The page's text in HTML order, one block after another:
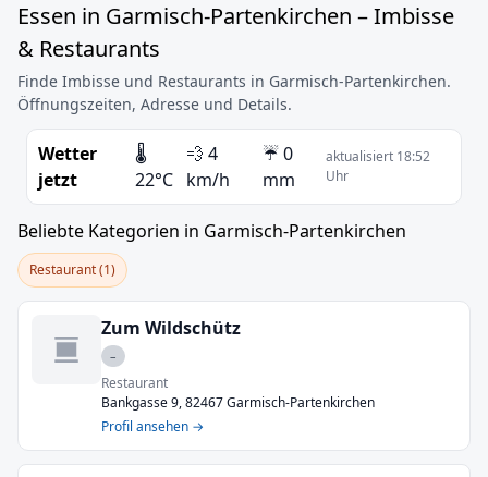
Essen in Garmisch-Partenkirchen – Imbisse
& Restaurants
Finde Imbisse und Restaurants in Garmisch-Partenkirchen.
Öffnungszeiten, Adresse und Details.
Wetter
jetzt
🌡️
22°C
💨 4
km/h
☔ 0
mm
aktualisiert 18:52
Uhr
Beliebte Kategorien in Garmisch-Partenkirchen
Restaurant (1)
Zum Wildschütz
–
Restaurant
Bankgasse 9, 82467 Garmisch-Partenkirchen
Profil ansehen →